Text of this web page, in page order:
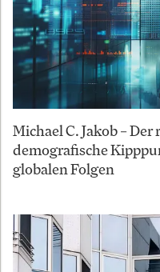
Michael C. Jakob –
demografische
globalen Folgen